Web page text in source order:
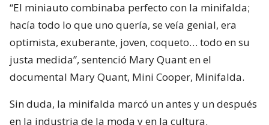
“El miniauto combinaba perfecto con la minifalda;
hacía todo lo que uno quería, se veía genial, era
optimista, exuberante, joven, coqueto… todo en su
justa medida”, sentenció Mary Quant en el
documental Mary Quant, Mini Cooper, Minifalda.
Sin duda, la minifalda marcó un antes y un después
en la industria de la moda y en la cultura.